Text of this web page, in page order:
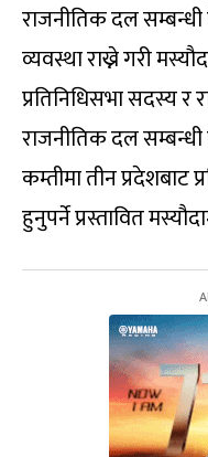
राजनीतिक दल
व्यवस्था राख्ने गरी
प्रतिनिधिसभा सदस्य र
राजनीतिक दल सम्बन्धी
कम्तीमा तीन प्रदेशबाट
हुनुपर्ने प्रस्तावित